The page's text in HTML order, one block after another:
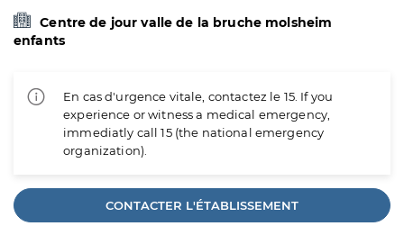
Centre de jour valle de la bruche molsheim
enfants
En cas d'urgence vitale, contactez le 15. If you
experience or witness a medical emergency,
immediatly call 15 (the national emergency
organization).
CONTACTER L'ÉTABLISSEMENT